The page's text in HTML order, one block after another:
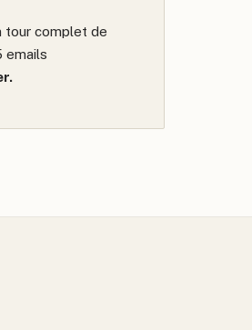
tour complet de
emails